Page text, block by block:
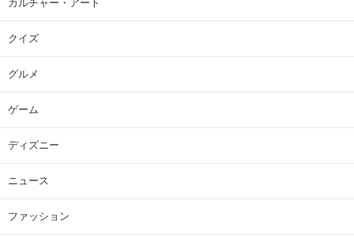
カルチャー・アート
クイズ
グルメ
ゲーム
ディズニー
ニュース
ファッション